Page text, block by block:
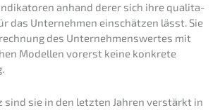
anhand derer sich ihre quali­ta­
das Unter­neh­men einschät­zen lässt. Sie
des Unter­neh­mens­wer­tes mit
Model­len vorerst keine konkre­te
sie in den letzten Jahren verstärkt in